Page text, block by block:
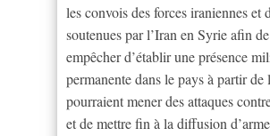
les convois des forces iraniennes et
soutenues par l’Iran en Syrie afin
empêcher d’établir une présence
permanente dans le pays à partir de
pourraient mener des attaques
et de mettre fin à la diffusion